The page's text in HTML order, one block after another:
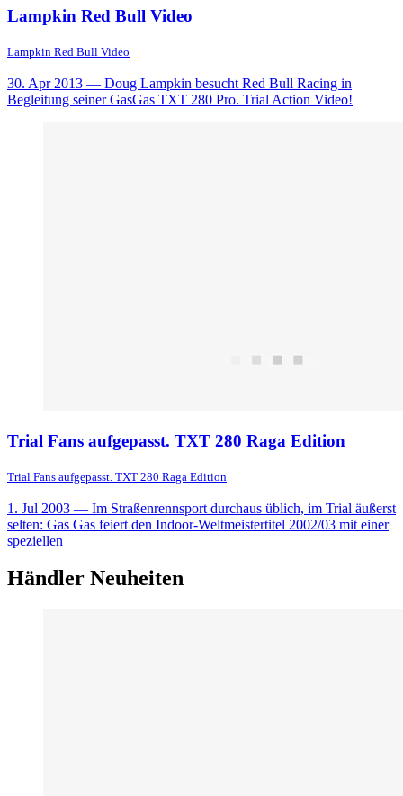
Lampkin Red Bull Video
Lampkin Red Bull Video
30. Apr 2013 — Doug Lampkin besucht Red Bull Racing in
Begleitung seiner GasGas TXT 280 Pro. Trial Action Video!
Trial Fans aufgepasst. TXT 280 Raga Edition
Trial Fans aufgepasst. TXT 280 Raga Edition
1. Jul 2003 — Im Straßenrennsport durchaus üblich, im Trial äußerst
selten: Gas Gas feiert den Indoor-Weltmeistertitel 2002/03 mit einer
speziellen
Händler Neuheiten